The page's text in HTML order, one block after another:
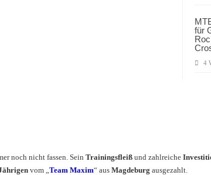
für
4
noch nicht fassen. Sein Trainingsfleißund zahlreiche
vom „Team Maxim“ aus Magdeburg ausgezahlt.